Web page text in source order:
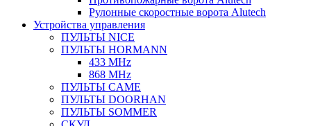
Рулонные скоростные ворота Alutech
Устройства управления
ПУЛЬТЫ NICE
ПУЛЬТЫ HORMANN
433 MHz
868 MHz
ПУЛЬТЫ CAME
ПУЛЬТЫ DOORHAN
ПУЛЬТЫ SOMMER